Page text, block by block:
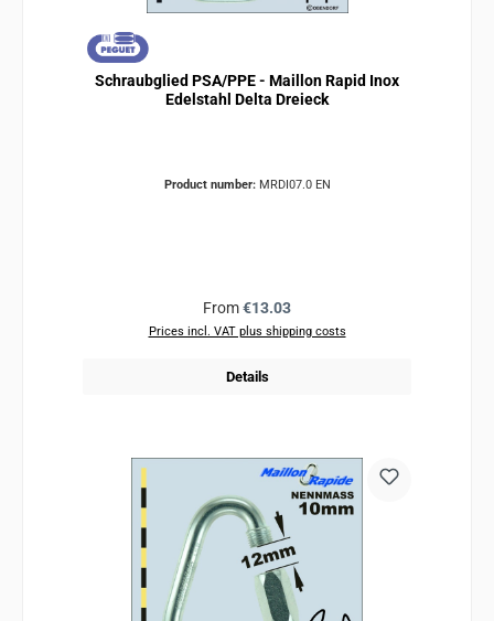
Schraubglied PSA/PPE - Maillon Rapid Inox
Edelstahl Delta Dreieck
Product number: MRDI07.0 EN
Regular price:
From€13.03
Prices incl. VAT plus shipping costs
Details